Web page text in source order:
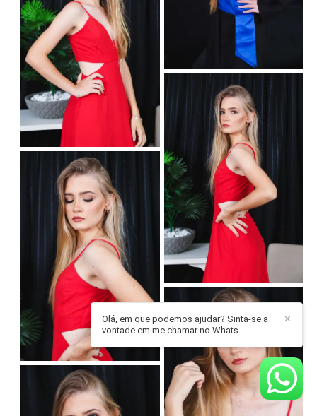
✕
Olá, em que podemos ajudar? Sinta-se a
vontade em me chamar no Whats.